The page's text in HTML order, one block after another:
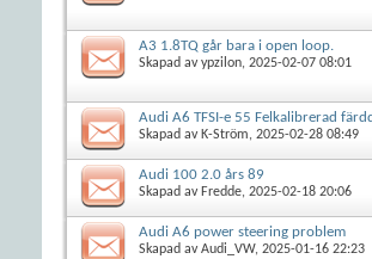
A3 1.8TQ går bara i open loop.
Skapad avypzilon, 2025-02-07 08:01
Audi A6 TFSI-e 55 Felkalibrerad
Skapad av K-Ström, 2025-02-28 08:49
Audi 100 2.0 års 89
Skapad av Fredde, 2025-02-18 20:06
Audi A6 power steering problem
Skapad avAudi_VW, 2025-01-16 22:23